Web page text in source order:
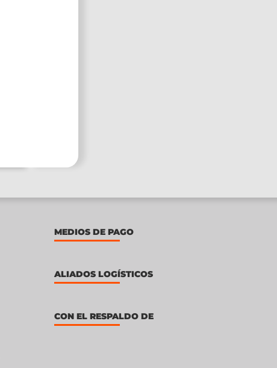
MEDIOS DE PAGO
ALIADOS LOGÍSTICOS
CON EL RESPALDO DE